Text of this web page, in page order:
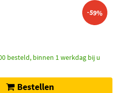
-59%
besteld, binnen 1 werkdag bij u
Bestellen